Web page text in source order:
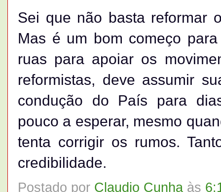
Sei que não basta reformar
Mas é um bom começo
ruas para apoiar os
reformistas, deve assumir
condução do País para
pouco a esperar, mesmo
tenta corrigir os rumos.
credibilidade.
Postado por Claudio Cunha às